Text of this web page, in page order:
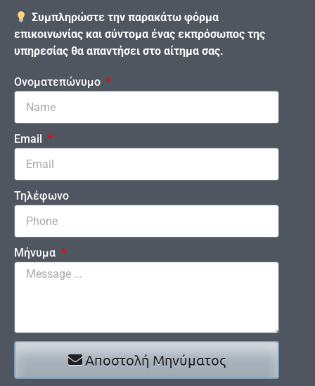
Συμπληρώστε την παρακάτω φόρμα
επικοινωνίας και σύντομα ένας εκπρόσωπος της
υπηρεσίας θα απαντήσει στο αίτημα σας.
Ονοματεπώνυμο
Email
Τηλέφωνο
Μήνυμα
Αποστολή Μηνύματος